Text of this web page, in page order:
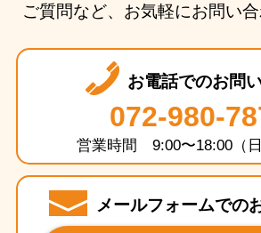
ご質問など、お気軽にお問い合
お電話でのお問
072-980-
営業時間 9:00〜18:00（日
メールフォームでの